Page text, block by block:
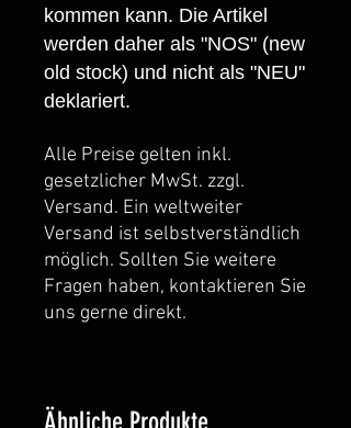
kommen kann. Die Artikel
werden daher als "NOS" (new
old stock) und nicht als "NEU"
deklariert.
Alle Preise gelten inkl.
gesetzlicher MwSt. zzgl.
Versand. Ein weltweiter
Versand ist selbstverständlich
möglich. Sollten Sie weitere
Fragen haben, kontaktieren Sie
uns gerne direkt.
Ähnliche Produkte